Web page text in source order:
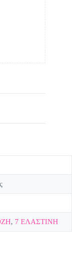
, 7 ΕΛΑΣΤΙΝΗ